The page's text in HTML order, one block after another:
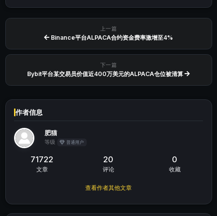
上一篇
Binance平台ALPACA合约资金费率激增至4%
下一篇
Bybit平台某交易员价值近400万美元的ALPACA仓位被清算
作者信息
肥猫
等级 普通用户
71722
文章
20
评论
0
收藏
查看作者其他文章